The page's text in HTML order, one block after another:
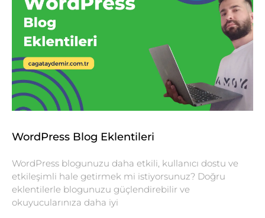
WordPress Blog Eklentileri
WordPress blogunuzu daha etkili, kullanıcı dostu ve
etkileşimli hale getirmek mi istiyorsunuz? Doğru
eklentilerle blogunuzu güçlendirebilir ve
okuyucularınıza daha iyi